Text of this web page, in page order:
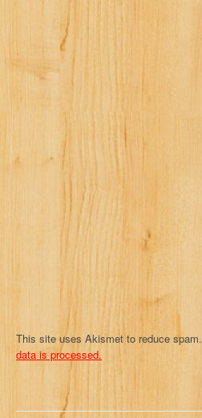
t
This site uses Akismet to reduce spam.
data is processed.